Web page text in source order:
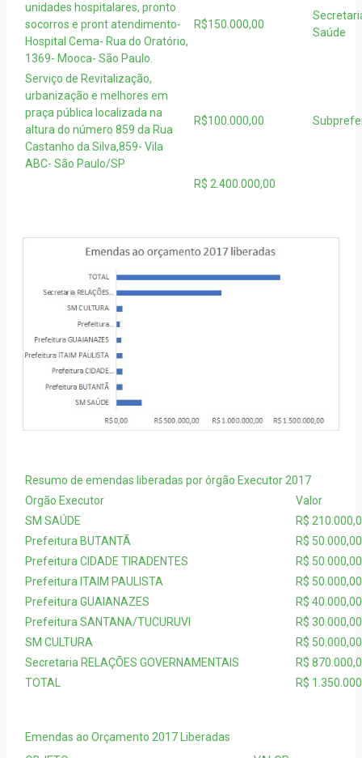
unidades hospitalares, pronto
socorros e pront atendimento-
Hospital Cema- Rua do Oratório,
1369- Mooca- São Paulo.
R$150.000,00
Saúde
Serviço de Revitalização,
urbanização e melhores em
praça pública localizada na
altura do número 859 da Rua
Castanho da Silva,859- Vila
ABC- São Paulo/SP
R$100.000,00
R$ 2.400.000,00
Resumo de emendas liberadas por órgão Executor 2017
Orgão Executor
Valor
SM SAÚDE
R$
Prefeitura BUTANTÃ
R$ 50.000,00
Prefeitura CIDADE TIRADENTES
R$ 50.000,00
Prefeitura ITAIM PAULISTA
R$ 50.000,00
Prefeitura GUAIANAZES
R$ 40.000,00
Prefeitura SANTANA/TUCURUVI
R$ 30.000,00
SM CULTURA
R$ 50.000,00
Secretaria RELAÇÕES GOVERNAMENTAIS
R$
TOTAL
R$
Emendas ao Orçamento 2017 Liberadas